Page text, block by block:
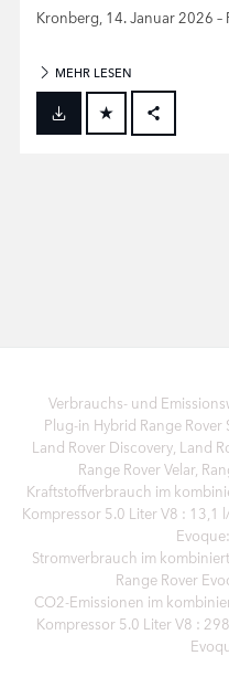
Kronberg, 14. Januar 2026 –
MEHR LESEN
FACEBOOK
Verbrauchs- und
Plug‑in Hybrid Range
Land Rover Discovery, Land
Range Rover Velar,
Kraftstoffverbrauch im
Kompressor 5.0 Liter V8 : 13,1
Stromverbrauch im
Range Rover
CO2-Emissionen im
Kompressor 5.0 Liter V8 :